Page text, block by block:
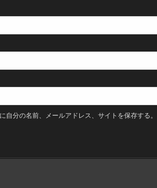
分の名前、メールアドレス、サイトを保存する。